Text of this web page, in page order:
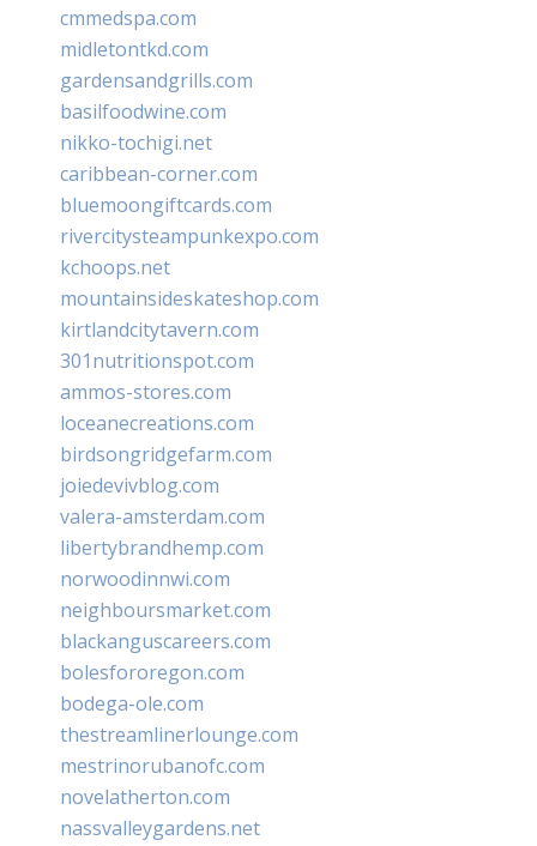
cmmedspa.com
midletontkd.com
gardensandgrills.com
basilfoodwine.com
nikko-tochigi.net
caribbean-corner.com
bluemoongiftcards.com
rivercitysteampunkexpo.com
kchoops.net
mountainsideskateshop.com
kirtlandcitytavern.com
301nutritionspot.com
ammos-stores.com
loceanecreations.com
birdsongridgefarm.com
joiedevivblog.com
valera-amsterdam.com
libertybrandhemp.com
norwoodinnwi.com
neighboursmarket.com
blackanguscareers.com
bolesfororegon.com
bodega-ole.com
thestreamlinerlounge.com
mestrinorubanofc.com
novelatherton.com
nassvalleygardens.net